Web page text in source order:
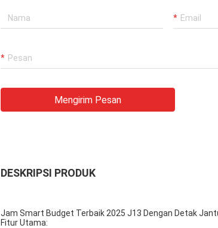
Mengirim Pesan
DESKRIPSI PRODUK
Jam Smart Budget Terbaik 2025 J13 Dengan Detak
Fitur Utama: